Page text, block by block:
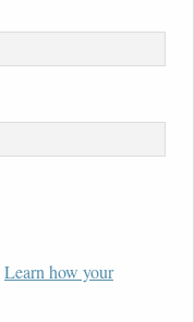
Learn how your